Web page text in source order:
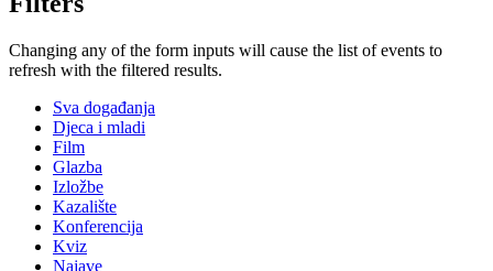
Changing any of the form inputs will cause the list of events to
refresh with the filtered results.
Sva događanja
Djeca i mladi
Film
Glazba
Izložbe
Kazalište
Konferencija
Kviz
Najave